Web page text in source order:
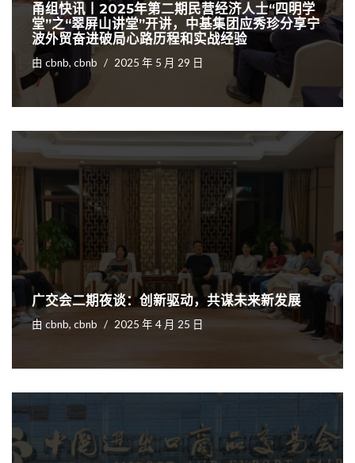
甬组快讯丨2025年第二期民营经济人士“四明学
堂”之“翠屏山讲堂”开讲，中基集团应秀珍分享宁
波外贸奋进破局心路历程和实战经验
由 cbnb, cbnb 2025 年 5 月 29 日
广交会二期夜谈：创新驱动，共谋未来新发展
由 cbnb, cbnb 2025 年 4 月 25 日